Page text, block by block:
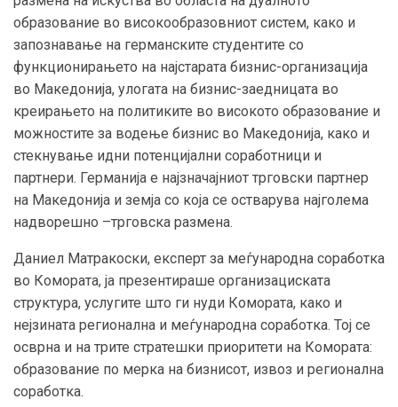
образование во високообразовниот систем, како и
запознавање на германските студентите со
функционирањето на најстарата бизнис-организација
во Македонија, улогата на бизнис-заедницата во
креирањето на политиките во високото образование и
можностите за водење бизнис во Македонија, како и
стекнување идни потенцијални соработници и
партнери. Германија е најзначајниот трговски партнер
на Македонија и земја со која се остварува најголема
надворешно –трговска размена.
Даниел Матракоски, експерт за меѓународна соработка
во Комората, ја презентираше организациската
структура, услугите што ги нуди Комората, како и
нејзината регионална и меѓународна соработка. Тој се
осврна и на трите стратешки приоритети на Комората:
образование по мерка на бизнисот, извоз и регионална
соработка.